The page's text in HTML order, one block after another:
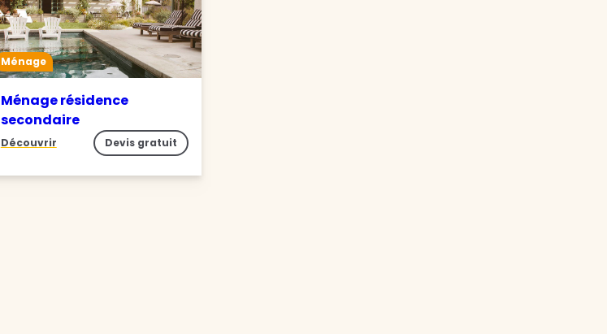
Ménage
Ménage résidence
secondaire
Découvrir Devis gratuit